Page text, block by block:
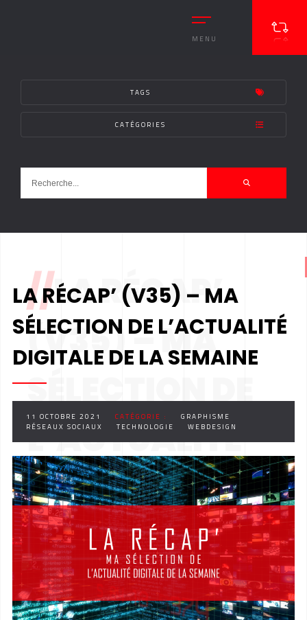
MENU
TAGS
CATÉGORIES
//LA RÉCAP’
(V35) – MA
SÉLECTION DE
L’ACTUALITÉ
DIGITALE DE LA
SEMAINE
LA RÉCAP’ (V35) – MA
SÉLECTION DE L’ACTUALITÉ
DIGITALE DE LA SEMAINE
11 OCTOBRE 2021 CATÉGORIE :
GRAPHISME
RÉSEAUX SOCIAUX
TECHNOLOGIE WEBDESIGN